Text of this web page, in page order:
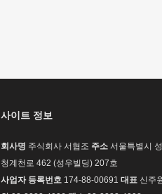
사이트 정보
회사명 주식회사 서협조 주소 서울특별시
청계천로 462 (성우빌딩) 207호
사업자 등록번호 174-88-00691 대표 신주